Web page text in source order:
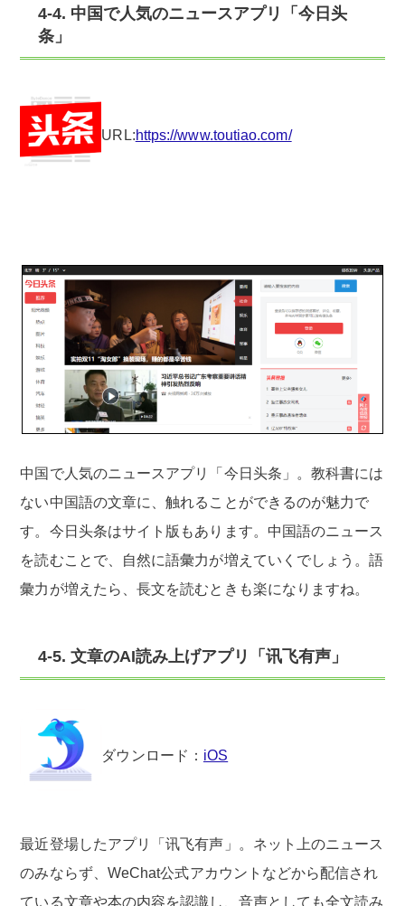
4-4. 中国で人気のニュースアプリ「今日头
条」
URL:https://www.toutiao.com/
中国で人気のニュースアプリ「今日头条」。教科書には
ない中国語の文章に、触れることができるのが魅力で
す。今日头条はサイト版もあります。中国語のニュース
を読むことで、自然に語彙力が増えていくでしょう。語
彙力が増えたら、長文を読むときも楽になりますね。
4-5. 文章のAI読み上げアプリ「讯飞有声」
ダウンロード： iOS
最近登場したアプリ「讯飞有声」。ネット上のニュース
のみならず、WeChat公式アカウントなどから配信され
ている文章や本の内容を認識し、音声としても全文読み